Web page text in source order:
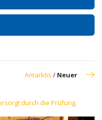
Antarktis / Neuer
durch die Prüfung.